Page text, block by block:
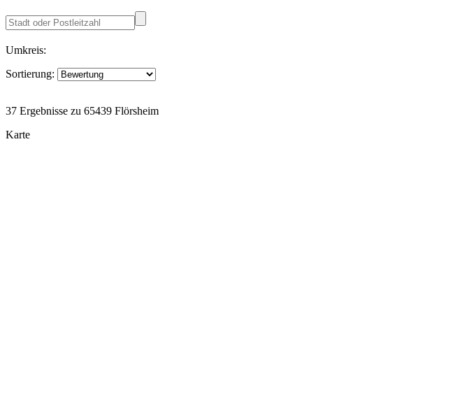
Umkreis:
Sortierung:
37 Ergebnisse zu 65439 Flörsheim
Karte